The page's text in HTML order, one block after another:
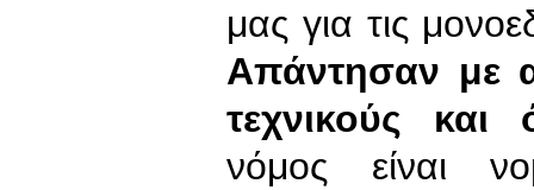
μας για τις
Απάντησαν με
τεχνικούς και
νόμος είναι